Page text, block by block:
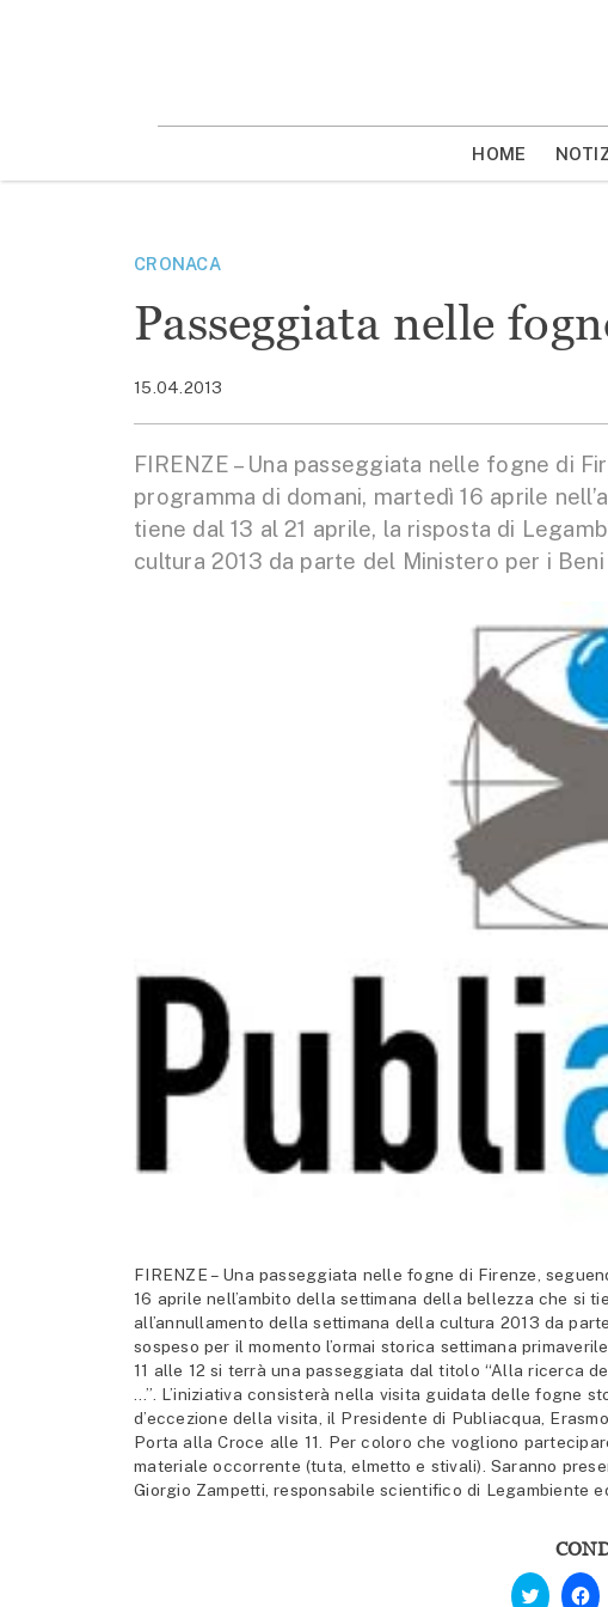
HOME
CRONACA
Passeggiata nelle
15.04.2013
FIRENZE – Una passeggiata nelle fogne di
programma di domani, martedì 16 aprile
tiene dal 13 al 21 aprile, la risposta di
cultura 2013 da parte del Ministero per i
FIRENZE – Una passeggiata nelle fogne di Firenze,
16 aprile nell’ambito della settimana della bellezza che si
all’annullamento della settimana della cultura 2013 da
sospeso per il momento l’ormai storica settimana
11 alle 12 si terrà una passeggiata dal titolo “Alla ricerca
…”. L’iniziativa consisterà nella visita guidata delle fogne
d’eccezione della visita, il Presidente di Publiacqua,
Porta alla Croce alle 11. Per coloro che vogliono
materiale occorrente (tuta, elmetto e stivali). Saranno
Giorgio Zampetti, responsabile scientifico di Legambiente
Fai
clic
Fai